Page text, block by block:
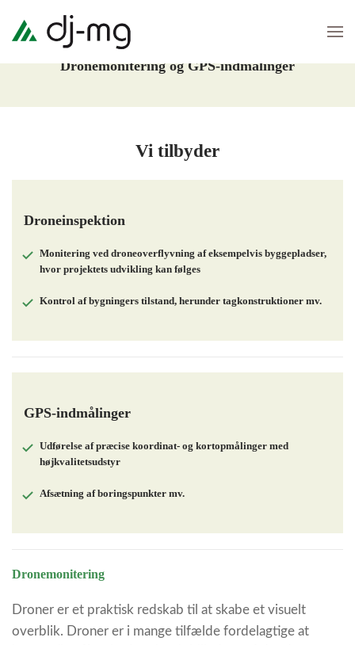
Skip
Dronemonitering og GPS-indmålinger
Vi tilbyder
Droneinspektion
Monitering ved droneoverflyvning af eksempelvis byggepladser,
hvor projektets udvikling kan følges
Kontrol af bygningers tilstand, herunder tagkonstruktioner mv.
GPS-indmålinger
Udførelse af præcise koordinat- og kortopmålinger med
højkvalitetsudstyr
Afsætning af boringspunkter mv.
Dronemonitering
Droner er et praktisk redskab til at skabe et visuelt
overblik. Droner er i mange tilfælde fordelagtige at